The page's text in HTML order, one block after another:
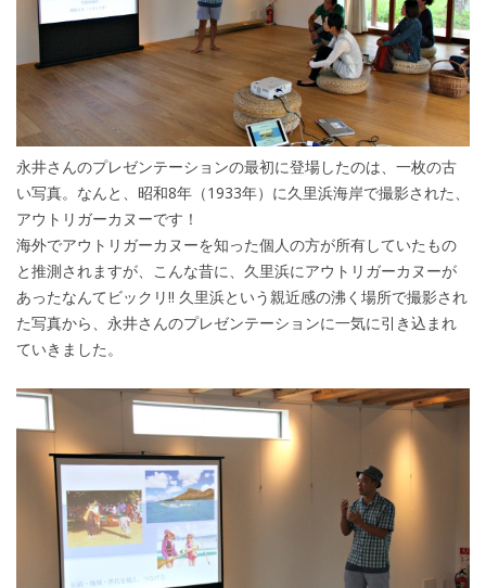
永井さんのプレゼンテーションの最初に登場したのは、一枚の古
い写真。なんと、昭和8年（1933年）に久里浜海岸で撮影された、
アウトリガーカヌーです！
海外でアウトリガーカヌーを知った個人の方が所有していたもの
と推測されますが、こんな昔に、久里浜にアウトリガーカヌーが
あったなんてビックリ!! 久里浜という親近感の沸く場所で撮影され
た写真から、永井さんのプレゼンテーションに一気に引き込まれ
ていきました。